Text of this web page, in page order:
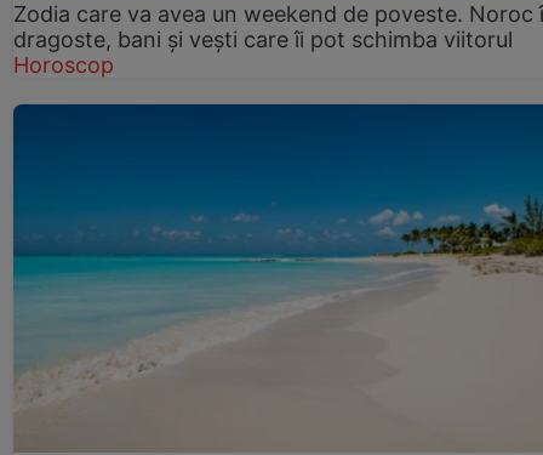
Zodia care va avea un weekend de poveste. Noroc
dragoste, bani și vești care îi pot schimba viitorul
Horoscop